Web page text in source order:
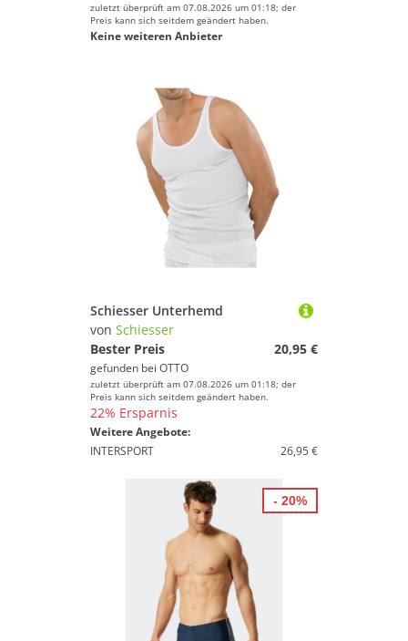
zuletzt überprüft am 07.08.2026 um 01:18; der
Preis kann sich seitdem geändert haben.
Keine weiteren Anbieter
Schiesser Unterhemd
von Schiesser
Bester Preis
20,95 €
gefunden bei OTTO
zuletzt überprüft am 07.08.2026 um 01:18; der
Preis kann sich seitdem geändert haben.
22% Ersparnis
Weitere Angebote:
INTERSPORT
26,95 €
- 20%